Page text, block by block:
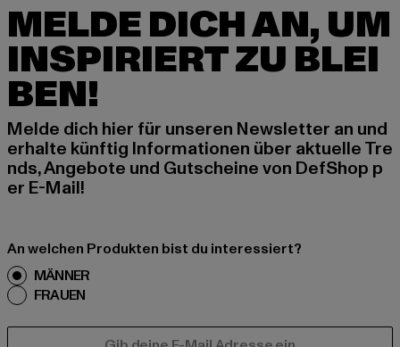
MELDE DICH AN, UM
INSPIRIERT ZU BLEI
BEN!
Melde dich hier für unseren Newsletter an und
erhalte künftig Informationen über aktuelle Tre
nds, Angebote und Gutscheine von DefShop p
er E-Mail!
An welchen Produkten bist du interessiert?
MÄNNER
FRAUEN